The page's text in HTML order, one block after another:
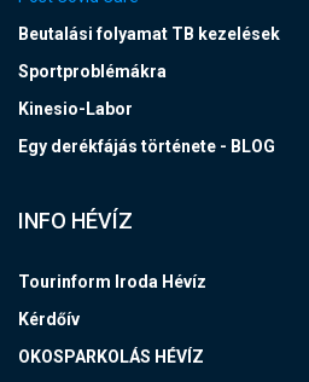
Beutalási folyamat TB kezelések
Sportproblémákra
Kinesio-Labor
Egy derékfájás története - BLOG
INFO HÉVÍZ
Tourinform Iroda Hévíz
Kérdőív
OKOSPARKOLÁS HÉVÍZ